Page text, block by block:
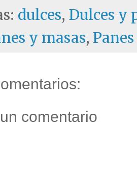
dulces, Dulces y
y masas,
comentario